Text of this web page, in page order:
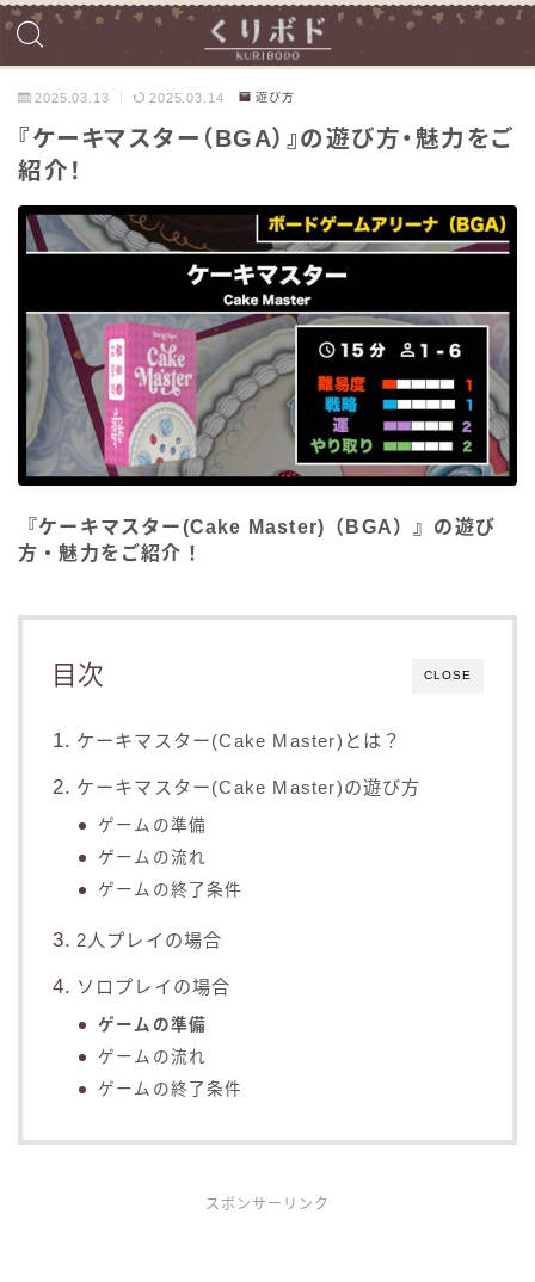
2025.03.13 2025.03.14 遊び方
『ケーキマスター（BGA）』の遊び方・魅力をご
紹介！
『ケーキマスター(Cake Master)（BGA）』の遊び
方・魅力をご紹介！
CLOSE
目次
ケーキマスター(Cake Master)とは？
ケーキマスター(Cake Master)の遊び方
ゲームの準備
ゲームの流れ
ゲームの終了条件
2人プレイの場合
ソロプレイの場合
ゲームの準備
ゲームの流れ
ゲームの終了条件
スポンサーリンク